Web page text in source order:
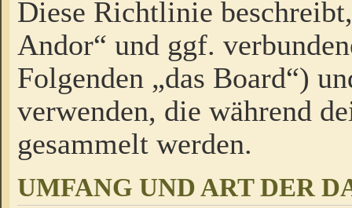
Diese Richtlinie
Andor“ und ggf.
Folgenden „das Board“)
verwenden, die während
gesammelt werden.
UMFANG UND ART DER